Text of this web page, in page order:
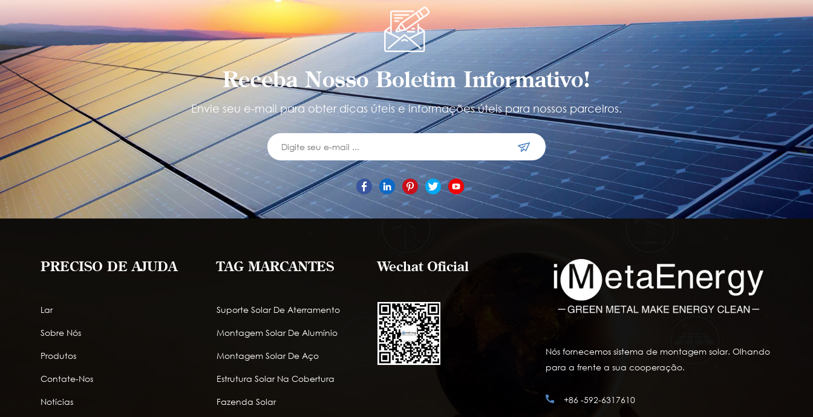
Receba Nosso Boletim Informativo!
Envie seu e-mail para obter dicas úteis e informações úteis para nossos parceiros.
PRECISO DE AJUDA
Lar
Sobre Nós
Produtos
Contate-Nos
Notícias
TAG MARCANTES
Suporte Solar De Aterramento
Montagem Solar De Alumínio
Montagem Solar De Aço
Estrutura Solar Na Cobertura
Fazenda Solar
Wechat Oficial
Nós fornecemos sistema de montagem solar. Olhando
para a frente a sua cooperação.
+86 -592-6317610